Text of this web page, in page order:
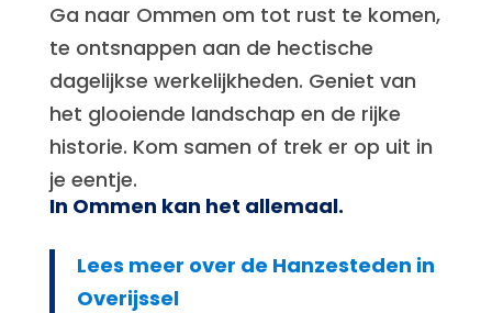
Ga naar Ommen om tot rust te komen,
te ontsnappen aan de hectische
dagelijkse werkelijkheden. Geniet van
het glooiende landschap en de rijke
historie. Kom samen of trek er op uit in
je eentje.
In Ommen kan het allemaal.
Lees meer over de Hanzesteden in
Overijssel